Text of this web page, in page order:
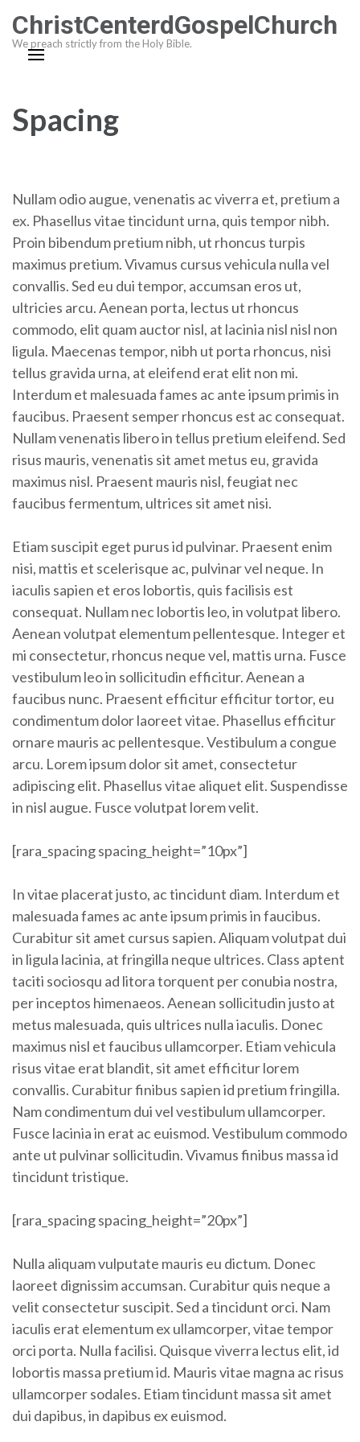
content
ChristCenterdGospelChurch
We preach strictly from the Holy Bible.
Spacing
Nullam odio augue, venenatis ac viverra et, pretium a
ex. Phasellus vitae tincidunt urna, quis tempor nibh.
Proin bibendum pretium nibh, ut rhoncus turpis
maximus pretium. Vivamus cursus vehicula nulla vel
convallis. Sed eu dui tempor, accumsan eros ut,
ultricies arcu. Aenean porta, lectus ut rhoncus
commodo, elit quam auctor nisl, at lacinia nisl nisl non
ligula. Maecenas tempor, nibh ut porta rhoncus, nisi
tellus gravida urna, at eleifend erat elit non mi.
Interdum et malesuada fames ac ante ipsum primis in
faucibus. Praesent semper rhoncus est ac consequat.
Nullam venenatis libero in tellus pretium eleifend. Sed
risus mauris, venenatis sit amet metus eu, gravida
maximus nisl. Praesent mauris nisl, feugiat nec
faucibus fermentum, ultrices sit amet nisi.
Etiam suscipit eget purus id pulvinar. Praesent enim
nisi, mattis et scelerisque ac, pulvinar vel neque. In
iaculis sapien et eros lobortis, quis facilisis est
consequat. Nullam nec lobortis leo, in volutpat libero.
Aenean volutpat elementum pellentesque. Integer et
mi consectetur, rhoncus neque vel, mattis urna. Fusce
vestibulum leo in sollicitudin efficitur. Aenean a
faucibus nunc. Praesent efficitur efficitur tortor, eu
condimentum dolor laoreet vitae. Phasellus efficitur
ornare mauris ac pellentesque. Vestibulum a congue
arcu. Lorem ipsum dolor sit amet, consectetur
adipiscing elit. Phasellus vitae aliquet elit. Suspendisse
in nisl augue. Fusce volutpat lorem velit.
[rara_spacing spacing_height=”10px”]
In vitae placerat justo, ac tincidunt diam. Interdum et
malesuada fames ac ante ipsum primis in faucibus.
Curabitur sit amet cursus sapien. Aliquam volutpat dui
in ligula lacinia, at fringilla neque ultrices. Class aptent
taciti sociosqu ad litora torquent per conubia nostra,
per inceptos himenaeos. Aenean sollicitudin justo at
metus malesuada, quis ultrices nulla iaculis. Donec
maximus nisl et faucibus ullamcorper. Etiam vehicula
risus vitae erat blandit, sit amet efficitur lorem
convallis. Curabitur finibus sapien id pretium fringilla.
Nam condimentum dui vel vestibulum ullamcorper.
Fusce lacinia in erat ac euismod. Vestibulum commodo
ante ut pulvinar sollicitudin. Vivamus finibus massa id
tincidunt tristique.
[rara_spacing spacing_height=”20px”]
Nulla aliquam vulputate mauris eu dictum. Donec
laoreet dignissim accumsan. Curabitur quis neque a
velit consectetur suscipit. Sed a tincidunt orci. Nam
iaculis erat elementum ex ullamcorper, vitae tempor
orci porta. Nulla facilisi. Quisque viverra lectus elit, id
lobortis massa pretium id. Mauris vitae magna ac risus
ullamcorper sodales. Etiam tincidunt massa sit amet
dui dapibus, in dapibus ex euismod.